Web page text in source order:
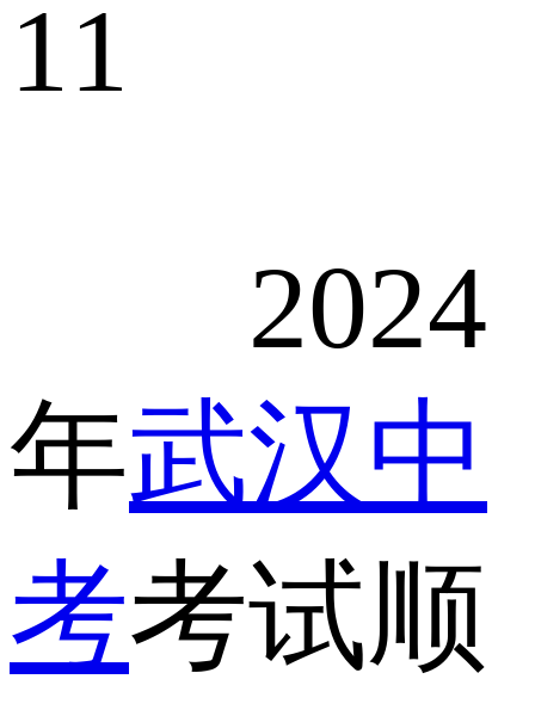
11
2024
年武汉中
考考试顺